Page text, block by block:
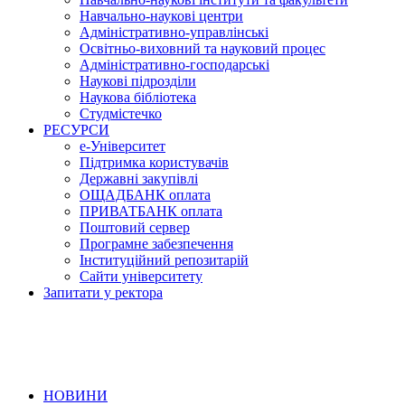
Навчально-наукові центри
Адміністративно-управлінські
Освітньо-виховний та науковий процес
Адміністративно-господарські
Наукові підрозділи
Наукова бібліотека
Студмістечко
РЕСУРСИ
е-Університет
Підтримка користувачів
Державні закупівлі
ОЩАДБАНК оплата
ПРИВАТБАНК оплата
Поштовий сервер
Програмне забезпечення
Інституційний репозитарій
Сайти університету
Запитати у ректора
НОВИНИ